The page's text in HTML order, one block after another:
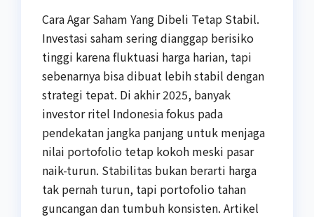
Cara Agar Saham Yang Dibeli Tetap Stabil.
Investasi saham sering dianggap berisiko
tinggi karena fluktuasi harga harian, tapi
sebenarnya bisa dibuat lebih stabil dengan
strategi tepat. Di akhir 2025, banyak
investor ritel Indonesia fokus pada
pendekatan jangka panjang untuk menjaga
nilai portofolio tetap kokoh meski pasar
naik-turun. Stabilitas bukan berarti harga
tak pernah turun, tapi portofolio tahan
guncangan dan tumbuh konsisten. Artikel